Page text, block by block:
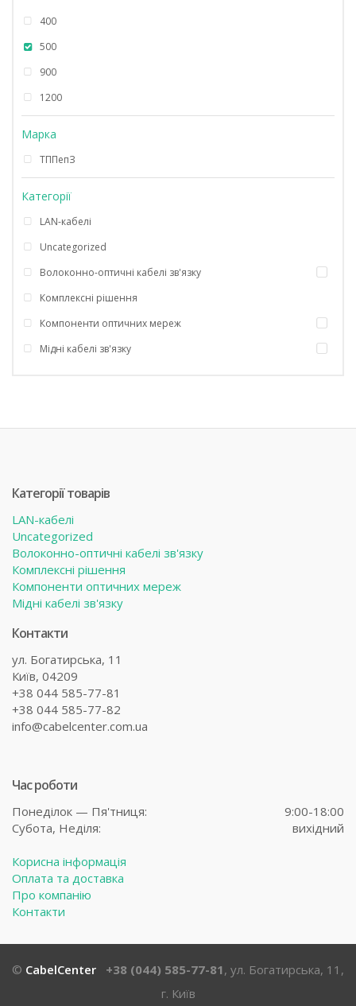
400
500
900
1200
Марка
ТППепЗ
Категорії
LAN-кабелі
Uncategorized
Волоконно-оптичні кабелі зв'язку
Комплексні рішення
Компоненти оптичних мереж
Мідні кабелі зв'язку
Категорії товарів
LAN-кабелі
Uncategorized
Волоконно-оптичні кабелі зв'язку
Комплексні рішення
Компоненти оптичних мереж
Мідні кабелі зв'язку
Контакти
ул. Богатирська, 11
Київ, 04209
+38 044 585-77-81
+38 044 585-77-82
info@cabelcenter.com.ua
Час роботи
Понеділок — Пя'тниця:
9:00-18:00
Субота, Неділя: вихідний
Корисна інформація
Оплата та доставка
Про компанію
Контакти
© CabelCenter +38 (044) 585-77-81 , ул. Богатирська, 11,
г. Київ